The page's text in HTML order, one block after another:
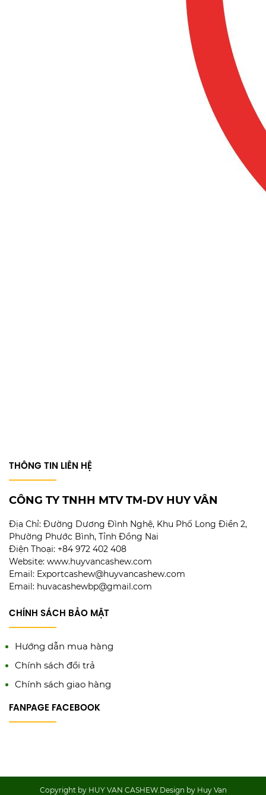
THÔNG TIN LIÊN HỆ
CÔNG TY TNHH MTV TM-DV HUY VÂN
Địa Chỉ: Đường Dương Đình Nghệ, Khu Phố Long Điền 2,
Phường Phước Bình, Tỉnh Đồng Nai
Điện Thoại: +84 972 402 408
Website: www.huyvancashew.com
Email: Exportcashew@huyvancashew.com
Email: huvacashewbp@gmail.com
CHÍNH SÁCH BẢO MẬT
Hướng dẫn mua hàng
Chính sách đổi trả
Chính sách giao hàng
FANPAGE FACEBOOK
Copyright by HUY VAN CASHEW.Design by Huy Van